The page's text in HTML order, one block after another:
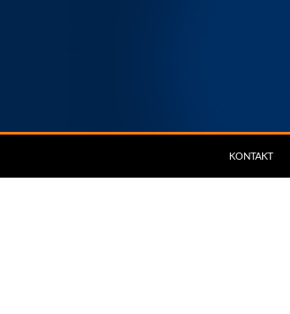
KONTAKT